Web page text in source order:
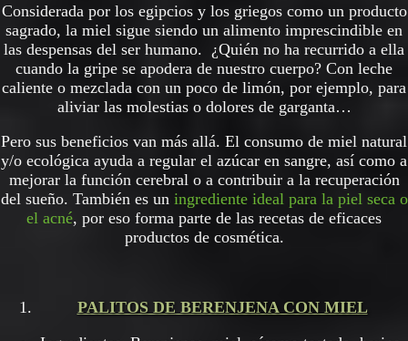
Considerada por los egipcios y los griegos como un producto
sagrado, la miel sigue siendo un alimento imprescindible en
las despensas del ser humano. ¿Quién no ha recurrido a ella
cuando la gripe se apodera de nuestro cuerpo? Con leche
caliente o mezclada con un poco de limón, por ejemplo, para
aliviar las molestias o dolores de garganta…
Pero sus beneficios van más allá. El consumo de miel natural
y/o ecológica ayuda a regular el azúcar en sangre, así como a
mejorar la función cerebral o a contribuir a la recuperación
del sueño. También es un ingrediente ideal para la piel seca o
el acné, por eso forma parte de las recetas de eficaces
productos de cosmética.
PALITOS DE BERENJENA CON MIEL